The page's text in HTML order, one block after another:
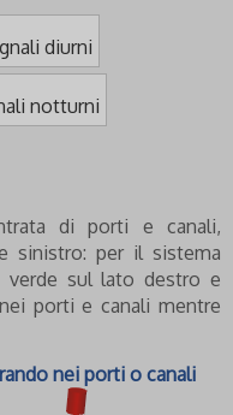
diurni
notturni
di porti e canali,
sinistro: per il sistema
verde sul lato destro e
porti e canali mentre
nei porti o canali